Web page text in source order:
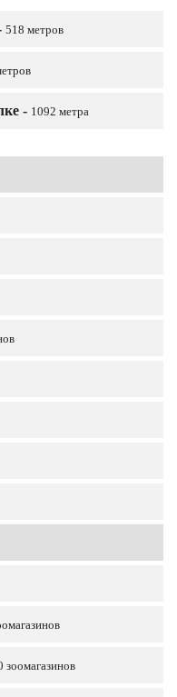
зоомагазинов
518 метров
- 1092 метра